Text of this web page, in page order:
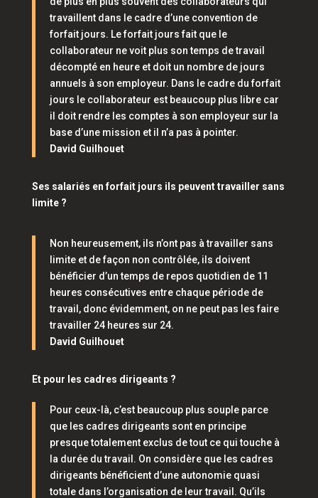
travaillent dans le cadre d’une convention de
forfait jours. Le forfait jours fait que le
collaborateur ne voit plus son temps de travail
décompté en heure et doit un nombre de jours
annuels à son employeur. Dans le cadre du forfait
jours le collaborateur est beaucoup plus libre car
il doit rendre les comptes à son employeur sur la
base d’une mission et il n’a pas à pointer.
David Guilhouet
Ses salariés en forfait jours ils peuvent travailler sans
limite ?
Non heureusement, ils n’ont pas à travailler sans
limite et de façon non contrôlée, ils doivent
bénéficier d’un temps de repos quotidien de 11
heures consécutives entre chaque période de
travail, donc évidemment, on ne peut pas les faire
travailler 24 heures sur 24.
David Guilhouet
Et pour les cadres dirigeants ?
Pour ceux-là, c’est beaucoup plus souple parce
que les cadres dirigeants sont en principe
presque totalement exclus de tout ce qui touche à
la durée du travail. On considère que les cadres
dirigeants bénéficient d’une autonomie quasi
totale dans l’organisation de leur travail. Qu’ils